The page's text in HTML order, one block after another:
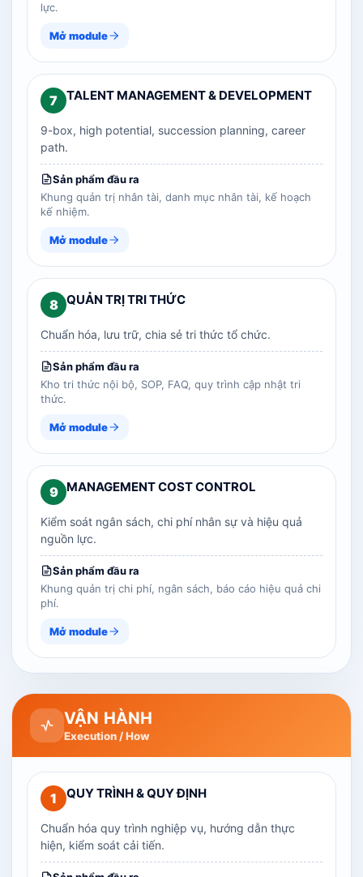
lực.
Mở module
7 TALENT MANAGEMENT & DEVELOPMENT
9-box, high potential, succession planning, career
path.
Sản phẩm đầu ra
Khung quản trị nhân tài, danh mục nhân tài, kế hoạch
kế nhiệm.
Mở module
8 QUẢN TRỊ TRI THỨC
Chuẩn hóa, lưu trữ, chia sẻ tri thức tổ chức.
Sản phẩm đầu ra
Kho tri thức nội bộ, SOP, FAQ, quy trình cập nhật tri
thức.
Mở module
9 MANAGEMENT COST CONTROL
Kiểm soát ngân sách, chi phí nhân sự và hiệu quả
nguồn lực.
Sản phẩm đầu ra
Khung quản trị chi phí, ngân sách, báo cáo hiệu quả chi
phí.
Mở module
VẬN HÀNH
Execution / How
1 QUY TRÌNH & QUY ĐỊNH
Chuẩn hóa quy trình nghiệp vụ, hướng dẫn thực
hiện, kiểm soát cải tiến.